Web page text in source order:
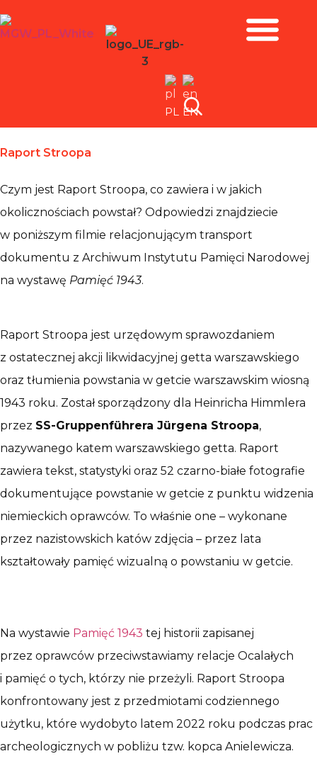
PL EN
Raport Stroopa
Czym jest Raport Stroopa, co zawiera i w jakich
okolicznościach powstał? Odpowiedzi znajdziecie
w poniższym filmie relacjonującym transport
dokumentu z Archiwum Instytutu Pamięci Narodowej
na wystawę Pamięć 1943.
Raport Stroopa jest urzędowym sprawozdaniem
z ostatecznej akcji likwidacyjnej getta warszawskiego
oraz tłumienia powstania w getcie warszawskim wiosną
1943 roku. Został sporządzony dla Heinricha Himmlera
przez SS-Gruppenführera Jürgena Stroopa,
nazywanego katem warszawskiego getta. Raport
zawiera tekst, statystyki oraz 52 czarno-białe fotografie
dokumentujące powstanie w getcie z punktu widzenia
niemieckich oprawców. To właśnie one – wykonane
przez nazistowskich katów zdjęcia – przez lata
kształtowały pamięć wizualną o powstaniu w getcie.
Na wystawie Pamięć 1943 tej historii zapisanej
przez oprawców przeciwstawiamy relacje Ocalałych
i pamięć o tych, którzy nie przeżyli. Raport Stroopa
konfrontowany jest z przedmiotami codziennego
użytku, które wydobyto latem 2022 roku podczas prac
archeologicznych w pobliżu tzw. kopca Anielewicza.